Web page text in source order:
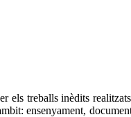
treballs inèdits
ensenyament,